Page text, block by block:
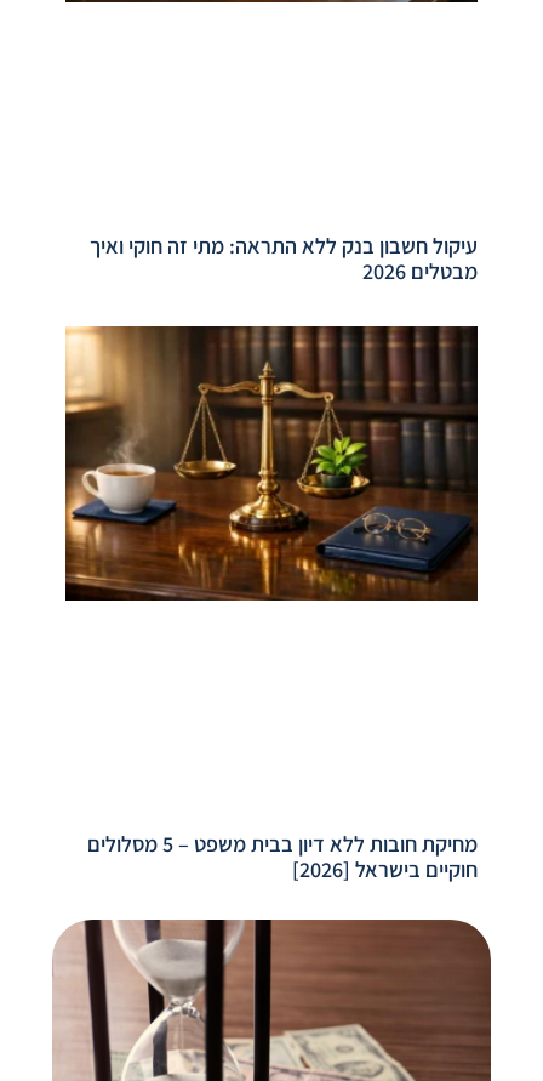
עיקול חשבון בנק ללא התראה: מתי זה חוקי ואיך
מבטלים 2026
מחיקת חובות ללא דיון בבית משפט – 5 מסלולים
חוקיים בישראל [2026]